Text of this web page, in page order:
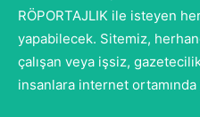
RÖPORTAJLIK ile isteyen
yapabilecek. Sitemiz,
çalışan veya işsiz,
insanlara internet